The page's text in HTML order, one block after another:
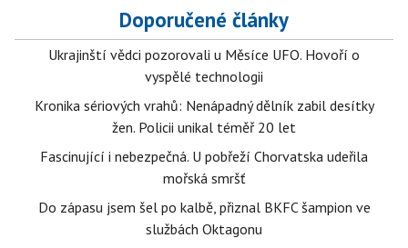
Doporučené články
Ukrajinští vědci pozorovali u Měsíce UFO. Hovoří o
vyspělé technologii
Kronika sériových vrahů: Nenápadný dělník zabil desítky
žen. Policii unikal téměř 20 let
Fascinující i nebezpečná. U pobřeží Chorvatska udeřila
mořská smršť
Do zápasu jsem šel po kalbě, přiznal BKFC šampion ve
službách Oktagonu